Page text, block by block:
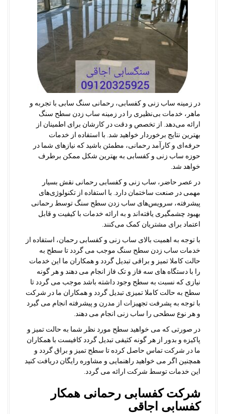
در زمینه ساب زنی و کفسابی، رحمانی سنگ سابی با تجربه و
ماهر، خدمات بی‌نظیری را در زمینه ساب زدن سطح سنگ
ارائه می‌دهد. از تخصص و دقت در کارشان برای اطمینان از
بهترین نتایج برخوردار خواهید شد. با استفاده از خدمات
حرفه‌ای و کارآمد رحمانی، مطمئن باشید که نیاز‌های شما در
حوزه ساب زنی و کفسابی به بهترین شکل ممکن برطرف
خواهد شد.
در عصر حاضر، ساب زنی و کفسابی رحمانی نقش بسیار
مهمی در صنعت ساختمان دارد. با استفاده از تکنولوژی‌های
پیشرفته، سرویس‌های ساب زدن سطح سنگ توسط رحمانی
بهبود چشمگیری یافته‌اند و به ارائه خدمات با کیفیت و قابل
اعتماد برای مشتریان کمک می‌کنند.
با توجه به اهمیت بالای ساب زنی و کفسابی رحمان، استفاده از
خدمات ساب زدن سطح سنگ موجب می گردد تا سطح به
حالت کاملا تمیز و براقی تبدیل گردد و همکاران ما این خدمات
را با دستگاه های سه فاز و تک فاز انجام می دهند و هر گونه
نیازی که نسبت به سطح وجود داشته باشد موجب می گردد تا
سطح به حالت کاملا تمیزی تبدیل گردد و همکاران ما در شرکت
با توجه به پشرفت تجهیزات از مدرن و پیشرفته انجام می گیرد
و هر نوع سطحی را ساب زنی انجام می دهند.
در صورتی که می خواهید سطح مورد نظر شما به حالت تمیز و
پاکیزه و بدور از هر گونه کثیفی تبدیل گردد کافیست با همکاران
ما در شرکت تماس حاصل کرده تا سطح تمیز و براق گردد و
همچنین اگر می خواهید راهنمایی و مشاوره رایگان دریافت کنید
این خدمات توسط شرکت ارائه می گردد.
شرکت کفسابی رحمانی همکار
کفسابی اجاقی